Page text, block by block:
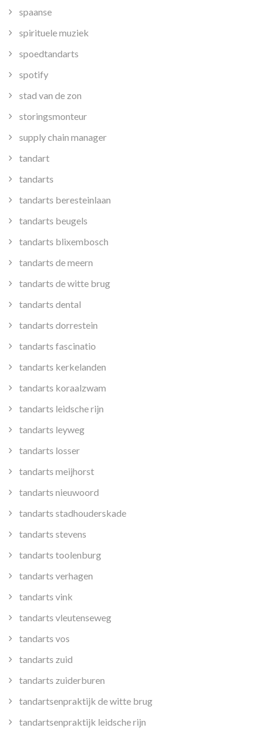
spaanse
spirituele muziek
spoedtandarts
spotify
stad van de zon
storingsmonteur
supply chain manager
tandart
tandarts
tandarts beresteinlaan
tandarts beugels
tandarts blixembosch
tandarts de meern
tandarts de witte brug
tandarts dental
tandarts dorrestein
tandarts fascinatio
tandarts kerkelanden
tandarts koraalzwam
tandarts leidsche rijn
tandarts leyweg
tandarts losser
tandarts meijhorst
tandarts nieuwoord
tandarts stadhouderskade
tandarts stevens
tandarts toolenburg
tandarts verhagen
tandarts vink
tandarts vleutenseweg
tandarts vos
tandarts zuid
tandarts zuiderburen
tandartsenpraktijk de witte brug
tandartsenpraktijk leidsche rijn